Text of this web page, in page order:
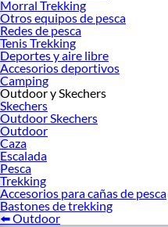
Morral Trekking
Otros equipos de pesca
Redes de pesca
Tenis Trekking
Deportes y aire libre
Accesorios deportivos
Camping
Outdoor y Skechers
Skechers
Outdoor Skechers
Outdoor
Caza
Escalada
Pesca
Trekking
Accesorios para cañas de pesca
Bastones de trekking
⬅️ Outdoor